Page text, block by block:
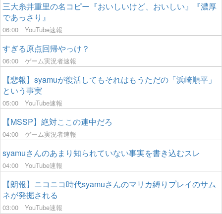
三大糸井重里の名コピー『おいしいけど、おいしい』『濃厚
であっさり』
06:00 YouTube速報
すぎる原点回帰やっけ？
06:00 ゲーム実況者速報
【悲報】syamuが復活してもそれはもうただの「浜崎順平」
という事実
05:00 YouTube速報
【MSSP】絶対ここの連中だろ
04:00 ゲーム実況者速報
syamuさんのあまり知られていない事実を書き込むスレ
04:00 YouTube速報
【朗報】ニコニコ時代syamuさんのマリカ縛りプレイのサム
ネが発掘される
03:00 YouTube速報